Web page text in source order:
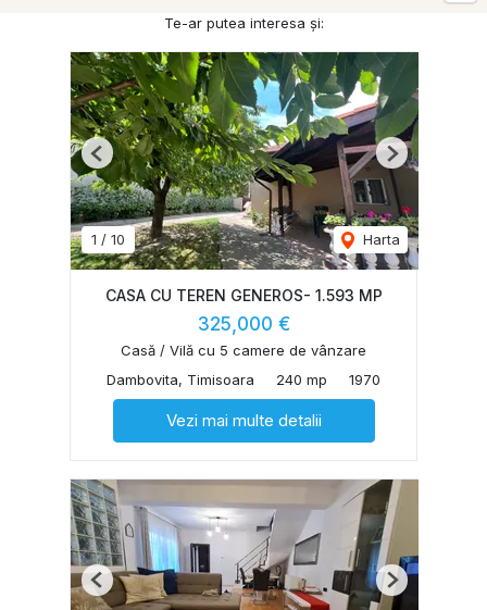
Te-ar putea interesa și:
1 / 10 Harta
Previous Next
CASA CU TEREN GENEROS- 1.593 MP
325,000 €
Casă / Vilă cu 5 camere de vânzare
Dambovita, Timisoara
240 mp 1970
Vezi mai multe detalii
Previous Next